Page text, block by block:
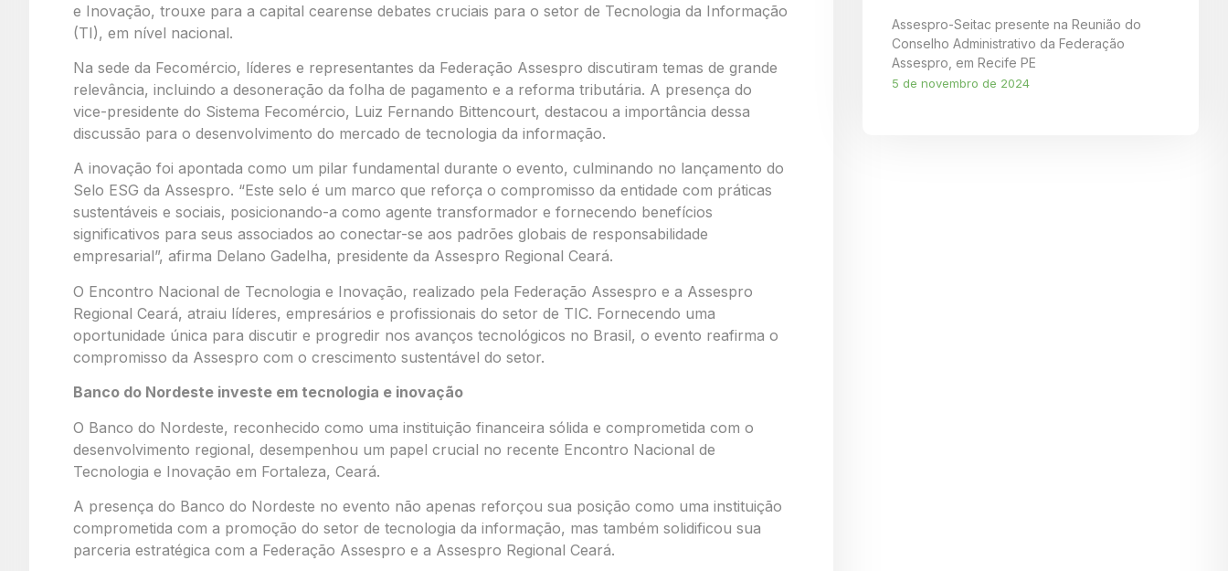
e Inovação, trouxe para a capital cearense debates cruciais para o setor de Tecnologia da Informação
(TI), em nível nacional.
Na sede da Fecomércio, líderes e representantes da Federação Assespro discutiram temas de grande
relevância, incluindo a desoneração da folha de pagamento e a reforma tributária. A presença do
vice-presidente do Sistema Fecomércio, Luiz Fernando Bittencourt, destacou a importância dessa
discussão para o desenvolvimento do mercado de tecnologia da informação.
A inovação foi apontada como um pilar fundamental durante o evento, culminando no lançamento do
Selo ESG da Assespro. “Este selo é um marco que reforça o compromisso da entidade com práticas
sustentáveis ​​e sociais, posicionando-a como agente transformador e fornecendo benefícios
significativos para seus associados ao conectar-se aos padrões globais de responsabilidade
empresarial”, afirma Delano Gadelha, presidente da Assespro Regional Ceará.
O Encontro Nacional de Tecnologia e Inovação, realizado pela Federação Assespro e a Assespro
Regional Ceará, atraiu líderes, empresários e profissionais do setor de TIC. Fornecendo uma
oportunidade única para discutir e progredir nos avanços tecnológicos no Brasil, o evento reafirma o
compromisso da Assespro com o crescimento sustentável do setor.
Banco do Nordeste investe em tecnologia e inovação
O Banco do Nordeste, reconhecido como uma instituição financeira sólida e comprometida com o
desenvolvimento regional, desempenhou um papel crucial no recente Encontro Nacional de
Tecnologia e Inovação em Fortaleza, Ceará.
A presença do Banco do Nordeste no evento não apenas reforçou sua posição como uma instituição
comprometida com a promoção do setor de tecnologia da informação, mas também solidificou sua
parceria estratégica com a Federação Assespro e a Assespro Regional Ceará.
Assespro-Seitac presente na Reunião do
Conselho Administrativo da Federação
Assespro, em Recife PE
5 de novembro de 2024